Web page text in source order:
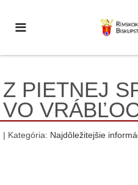
Z PIETNEJ
VO
| Kategória: Najdôležitejšie